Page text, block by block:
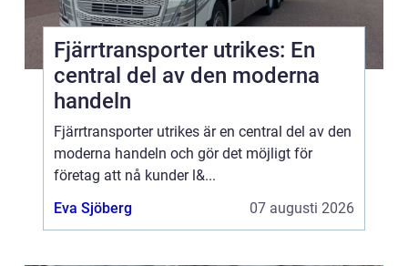
Fjärrtransporter utrikes: En
central del av den moderna
handeln
Fjärrtransporter utrikes är en central del av den
moderna handeln och gör det möjligt för
företag att nå kunder l&...
Eva Sjöberg
07 augusti 2026